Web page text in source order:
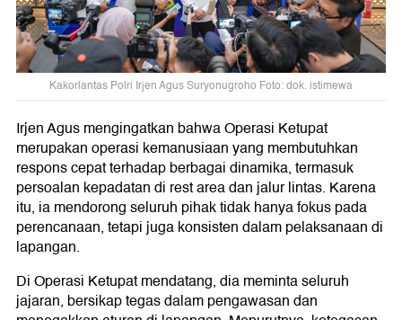
Kakorlantas Polri Irjen Agus Suryonugroho Foto: dok. istimewa
Irjen Agus mengingatkan bahwa Operasi Ketupat
merupakan operasi kemanusiaan yang membutuhkan
respons cepat terhadap berbagai dinamika, termasuk
persoalan kepadatan di rest area dan jalur lintas. Karena
itu, ia mendorong seluruh pihak tidak hanya fokus pada
perencanaan, tetapi juga konsisten dalam pelaksanaan di
lapangan.
Di Operasi Ketupat mendatang, dia meminta seluruh
jajaran, bersikap tegas dalam pengawasan dan